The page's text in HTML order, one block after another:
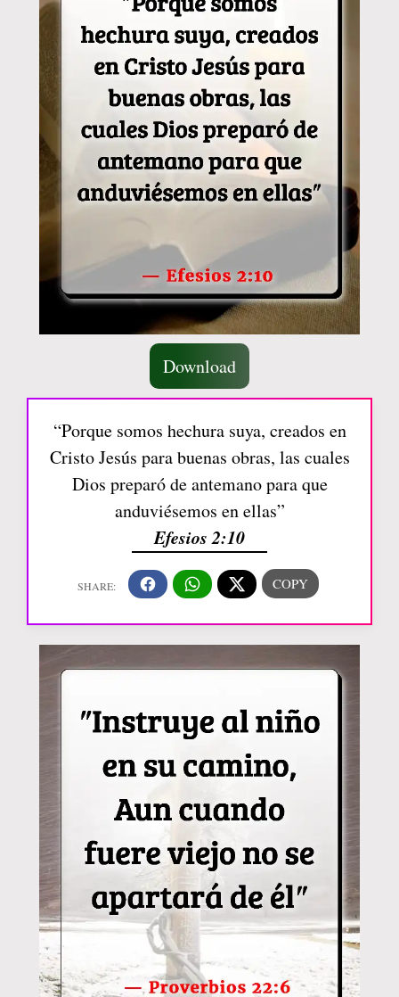
Download
“Porque somos hechura suya, creados en
Cristo Jesús para buenas obras, las cuales
Dios preparó de antemano para que
anduviésemos en ellas”
Efesios 2:10